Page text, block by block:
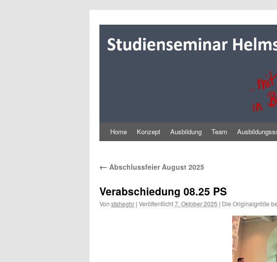
Home Konzept Ausbildung Team
← Abschlussfeier August 2025
Verabschiedung 08.25 PS
Von stsheghr | Veröffentlicht7. Oktober 2025 | Die Originalgröße